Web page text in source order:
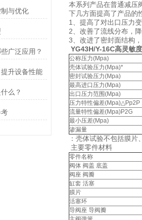
与优化
广泛应用？
升设备性能
么？
本系列产品在普通减压
下几方面提高了产品的
1、提高了对出口压力
2、改善了流线分布，
3、改进了密封面结构
YG43H/Y-16C高灵敏
公称压力(Mpa)
壳体试验压力(Mpa)*
密封试验压力(Mpa)
最高进口压力(Mpa)
出口压力范围(Mpa)
压力特性偏差(Mpa)△Pp2P
流量特性偏差(Mpa)P2G
最小压差(Mpa)
渗漏量
：壳体试验不包括膜片
主要零件材料
零件名称
阀体 阀盖 底盖
阀座 阀瓣
缸套 活塞
膜片
活塞环
导阀座 导阀瓣